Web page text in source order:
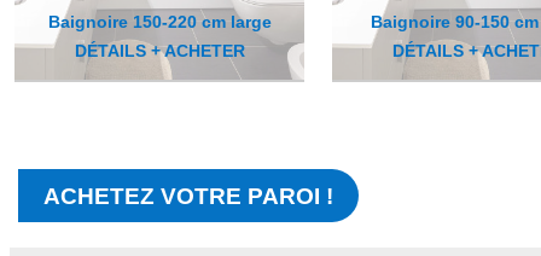
Baignoire 150-220 cm large
DÉTAILS + ACHETER
Baignoire 90-150
DÉTAILS +
ACHETEZ VOTRE PAROI !